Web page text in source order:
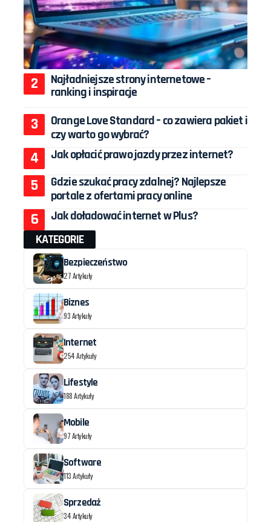
Najładniejsze strony internetowe –
ranking i inspiracje
Orange Love Standard – co zawiera pakiet i
czy warto go wybrać?
Jak opłacić prawo jazdy przez internet?
Gdzie szukać pracy zdalnej? Najlepsze
portale z ofertami pracy online
Jak doładować internet w Plus?
KATEGORIE
Bezpieczeństwo
27 Artykuły
Biznes
93 Artykuły
Internet
254 Artykuły
Lifestyle
188 Artykuły
Mobile
97 Artykuły
Software
113 Artykuły
Sprzedaż
34 Artykuły